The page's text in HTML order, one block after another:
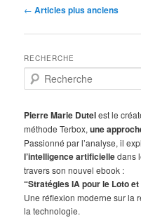
Navigation
articles
← Articles plus anciens
RECHERCHE
e
h
e
r
c
h
e
Pierre Marie Dutelest le
méthode Terbox,une
Passionné par l’analyse, il
l’intelligence artificielledans
travers son nouvel ebook :
“Stratégies IA pour le Loto et
Une réflexion moderne sur la
la technologie.